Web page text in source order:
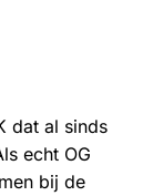
dat al sinds
echt OG
bij de